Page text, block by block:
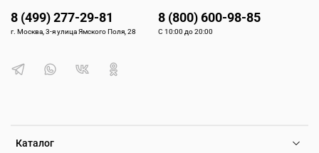
Каталог
8 (499) 277-29-81
г. Москва, 3-я улица Ямского Поля, 28
8 (800) 600-98-85
С 10:00 до 20:00